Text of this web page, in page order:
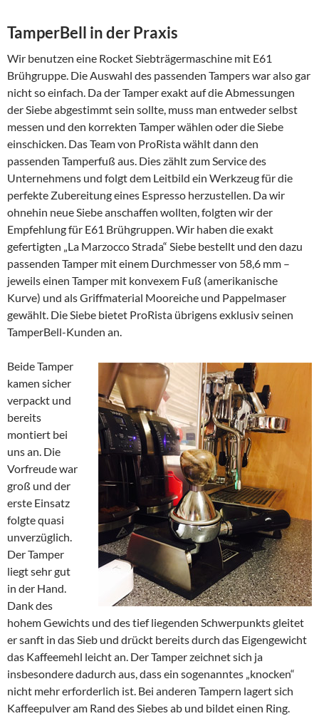
TamperBell in der Praxis
Wir benutzen eine Rocket Siebträgermaschine mit E61
Brühgruppe. Die Auswahl des passenden Tampers war also gar
nicht so einfach. Da der Tamper exakt auf die Abmessungen
der Siebe abgestimmt sein sollte, muss man entweder selbst
messen und den korrekten Tamper wählen oder die Siebe
einschicken. Das Team von ProRista wählt dann den
passenden Tamperfuß aus. Dies zählt zum Service des
Unternehmens und folgt dem Leitbild ein Werkzeug für die
perfekte Zubereitung eines Espresso herzustellen. Da wir
ohnehin neue Siebe anschaffen wollten, folgten wir der
Empfehlung für E61 Brühgruppen. Wir haben die exakt
gefertigten „La Marzocco Strada“ Siebe bestellt und den dazu
passenden Tamper mit einem Durchmesser von 58,6 mm –
jeweils einen Tamper mit konvexem Fuß (amerikanische
Kurve) und als Griffmaterial Mooreiche und Pappelmaser
gewählt. Die Siebe bietet ProRista übrigens exklusiv seinen
TamperBell-Kunden an.
Beide Tamper
kamen sicher
verpackt und
bereits
montiert bei
uns an. Die
Vorfreude war
groß und der
erste Einsatz
folgte quasi
unverzüglich.
Der Tamper
liegt sehr gut
in der Hand.
Dank des
hohem Gewichts und des tief liegenden Schwerpunkts gleitet
er sanft in das Sieb und drückt bereits durch das Eigengewicht
das Kaffeemehl leicht an. Der Tamper zeichnet sich ja
insbesondere dadurch aus, dass ein sogenanntes „knocken“
nicht mehr erforderlich ist. Bei anderen Tampern lagert sich
Kaffeepulver am Rand des Siebes ab und bildet einen Ring.